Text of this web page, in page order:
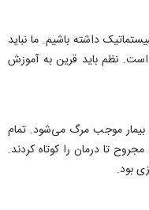
داشته باشیم. ما نباید
است. نظم باید قرین به آموزش
موجب مرگ می‌شود. تمام
تا درمان را کوتاه کردند.
بود.